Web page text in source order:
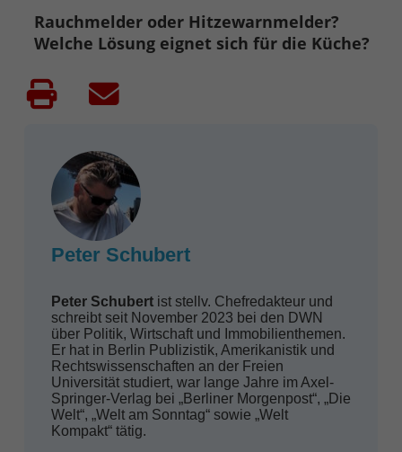
Rauchmelder oder Hitzewarnmelder?
Welche Lösung eignet sich für die Küche?
Peter Schubert
Peter Schubert ist stellv. Chefredakteur und
schreibt seit November 2023 bei den DWN
über Politik, Wirtschaft und Immobilienthemen.
Er hat in Berlin Publizistik, Amerikanistik und
Rechtswissenschaften an der Freien
Universität studiert, war lange Jahre im Axel-
Springer-Verlag bei „Berliner Morgenpost“, „Die
Welt“, „Welt am Sonntag“ sowie „Welt
Kompakt“ tätig.